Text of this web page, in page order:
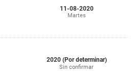
11-08-2020
Martes
2020 (Por determinar)
Sin confirmar